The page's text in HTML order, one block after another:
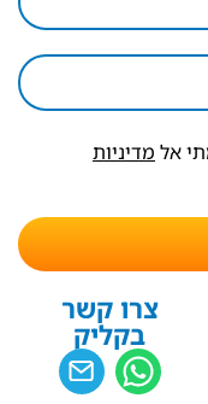
אל מדיניות
צרו קשר
בקליק